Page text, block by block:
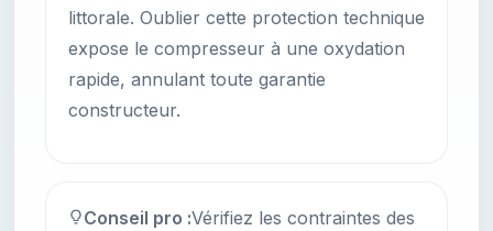
littorale. Oublier cette protection technique
expose le compresseur à une oxydation
rapide, annulant toute garantie
constructeur.
Conseil pro :Vérifiez les contraintes des